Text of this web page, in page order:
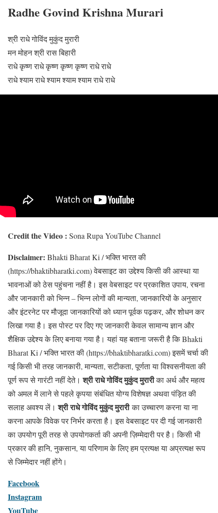
Radhe Govind Krishna Murari
श्री राधे गोविंद मुकुंद मुरारी
मन मोहन श्री रास बिहारी
राधे कृष्ण राधे कृष्ण कृष्ण कृष्ण राधे राधे
राधे श्याम राधे श्याम श्याम श्याम राधे राधे
Credit the Video : Sona Rupa YouTube Channel
Disclaimer: Bhakti Bharat Ki / भक्ति भारत की
(https://bhaktibharatki.com) वेबसाइट का उद्देश्य किसी की आस्था या
भावनाओं को ठेस पहुंचना नहीं है। इस वेबसाइट पर प्रकाशित उपाय, रचना
और जानकारी को भिन्न – भिन्न लोगों की मान्यता, जानकारियों के अनुसार
और इंटरनेट पर मौजूदा जानकारियों को ध्यान पूर्वक पढ़कर, और शोधन कर
लिखा गया है। इस पोस्ट पर दिए गए जानकारी केवल सामान्य ज्ञान और
शैक्षिक उद्देश्य के लिए बनाया गया है। यहां यह बताना जरूरी है कि Bhakti
Bharat Ki / भक्ति भारत की (https://bhaktibharatki.com) इसमें चर्चा की
गई किसी भी तरह जानकारी, मान्यता, सटीकता, पूर्णता या विश्वसनीयता की
पूर्ण रूप से गारंटी नहीं देते।श्री राधे गोविंद मुकुंद मुरारीका अर्थ और महत्व
को अमल में लाने से पहले कृपया संबंधित योग्य विशेषज्ञ अथवा पंड़ित की
सलाह अवश्य लें।श्री राधे गोविंद मुकुंद मुरारीका उच्चारण करना या ना
करना आपके विवेक पर निर्भर करता है। इस वेबसाइट पर दी गई जानकारी
का उपयोग पूरी तरह से उपयोगकर्ता की अपनी ज़िम्मेदारी पर है। किसी भी
प्रकार की हानि, नुकसान, या परिणाम के लिए हम प्रत्यक्ष या अप्रत्यक्ष रूप
से जिम्मेदार नहीं होंगे।
Facebook
Instagram
YouTube